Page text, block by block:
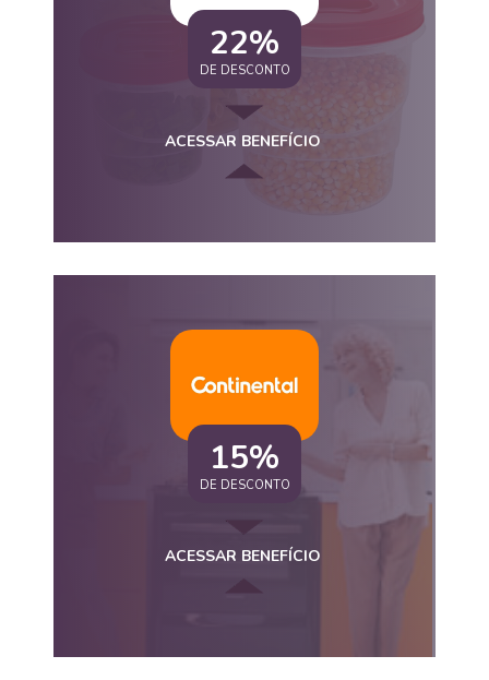
22%
DE DESCONTO
ACESSAR BENEFÍCIO
15%
DE DESCONTO
ACESSAR BENEFÍCIO